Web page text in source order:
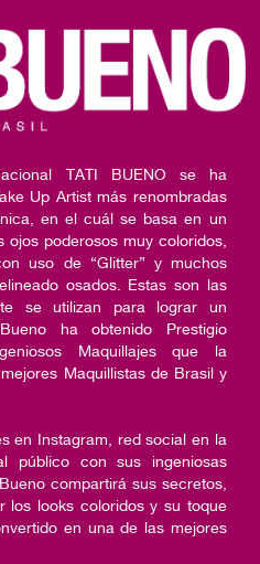
TATI BUENO se ha
Up Artist más renombradas
en el cuál se basa en un
ojos poderosos muy coloridos,
uso de “Glitter” y muchos
osados. Estas son las
se utilizan para lograr un
ha obtenido Prestigio
Maquillajes que la
Maquillistas de Brasil y
en Instagram, red social en la
público con sus ingeniosas
compartirá sus secretos,
los looks coloridos y su toque
en una de las mejores